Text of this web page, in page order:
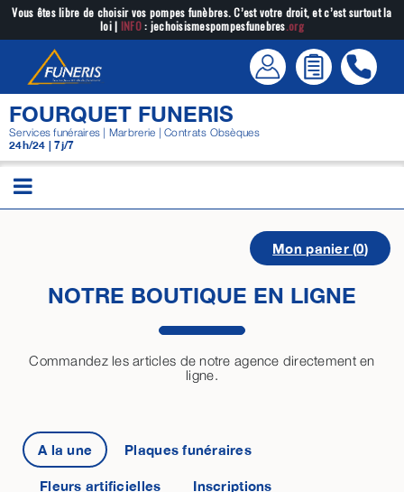
Passer
contenu
Vous êtes libre de choisir vos pompes funèbres. C’est votre droit, et c’est surtout la
loi | INFO: jechoisismespompesfunebres.org
FOURQUET FUNERIS
Services funéraires | Marbrerie | Contrats Obsèques
24h/24 | 7j/7
Mon panier (0)
NOTRE BOUTIQUE EN LIGNE
Commandez les articles de notre agence directement en
ligne.
A la une Plaques funéraires
Fleurs artificielles Inscriptions